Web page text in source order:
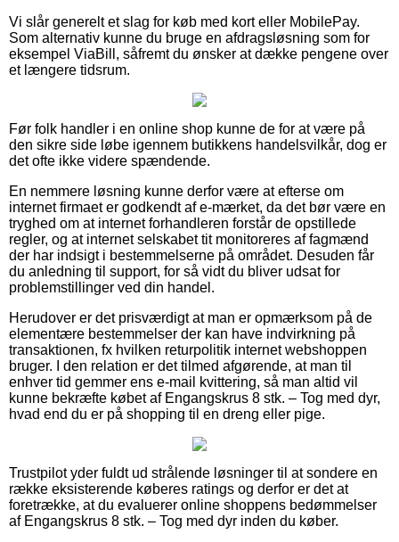
Vi slår generelt et slag for køb med kort eller MobilePay.
Som alternativ kunne du bruge en afdragsløsning som for
eksempel ViaBill, såfremt du ønsker at dække pengene over
et længere tidsrum.
Før folk handler i en online shop kunne de for at være på
den sikre side løbe igennem butikkens handelsvilkår, dog er
det ofte ikke videre spændende.
En nemmere løsning kunne derfor være at efterse om
internet firmaet er godkendt af e-mærket, da det bør være en
tryghed om at internet forhandleren forstår de opstillede
regler, og at internet selskabet tit monitoreres af fagmænd
der har indsigt i bestemmelserne på området. Desuden får
du anledning til support, for så vidt du bliver udsat for
problemstillinger ved din handel.
Herudover er det prisværdigt at man er opmærksom på de
elementære bestemmelser der kan have indvirkning på
transaktionen, fx hvilken returpolitik internet webshoppen
bruger. I den relation er det tilmed afgørende, at man til
enhver tid gemmer ens e-mail kvittering, så man altid vil
kunne bekræfte købet af Engangskrus 8 stk. – Tog med dyr,
hvad end du er på shopping til en dreng eller pige.
Trustpilot yder fuldt ud strålende løsninger til at sondere en
række eksisterende køberes ratings og derfor er det at
foretrække, at du evaluerer online shoppens bedømmelser
af Engangskrus 8 stk. – Tog med dyr inden du køber.